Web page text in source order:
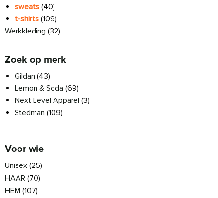
sweats (40)
t-shirts (109)
Werkkleding (32)
Zoek op merk
Gildan (43)
Lemon & Soda (69)
Next Level Apparel (3)
Stedman (109)
Voor wie
Unisex (25)
HAAR (70)
HEM (107)